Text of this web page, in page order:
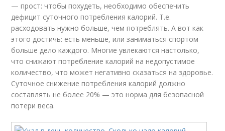
— прост: чтобы похудеть, необходимо обеспечить
дефицит суточного потребления калорий. Т.е.
расходовать нужно больше, чем потреблять. А вот как
этого достичь: есть меньше, или заниматься спортом
больше дело каждого. Многие увлекаются настолько,
что снижают потребление калорий на недопустимое
количество, что может негативно сказаться на здоровье.
Суточное снижение потребления калорий должно
составлять не более 20% — это норма для безопасной
потери веса.